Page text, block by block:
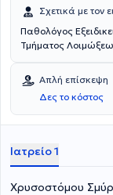
Σχετικά με τον
Παθολόγος
Τμήματος
Απλή επίσκεψη
Δες το κόστος
Ιατρείο 1
Χρυσοστόμου